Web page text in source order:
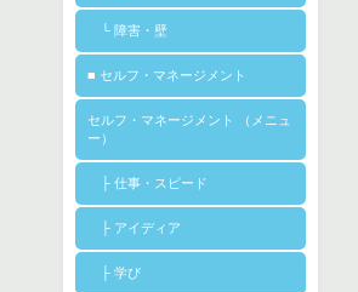
└ 障害・壁
■ セルフ・マネージメント
セルフ・マネージメント （メニュ
ー）
├ 仕事・スピード
├ アイディア
├ 学び